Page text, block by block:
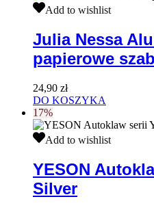
Julia
Aluminiowo
papierowe
szablony
100szt.
Add to wishlist
Julia Nessa
papierowe
24,90 zł
DO KOSZYKA
17%
YESON
serii
YS
8L
Silver
Add to wishlist
YESON
Silver